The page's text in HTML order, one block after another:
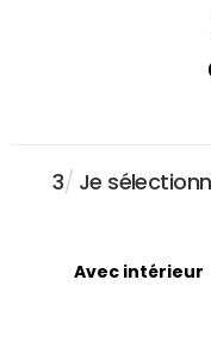
3/ Je
Avec intérieur